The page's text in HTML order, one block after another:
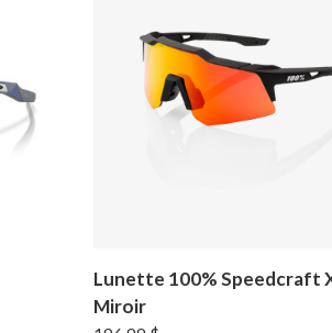
Lunette 100% Speedcraft
Miroir